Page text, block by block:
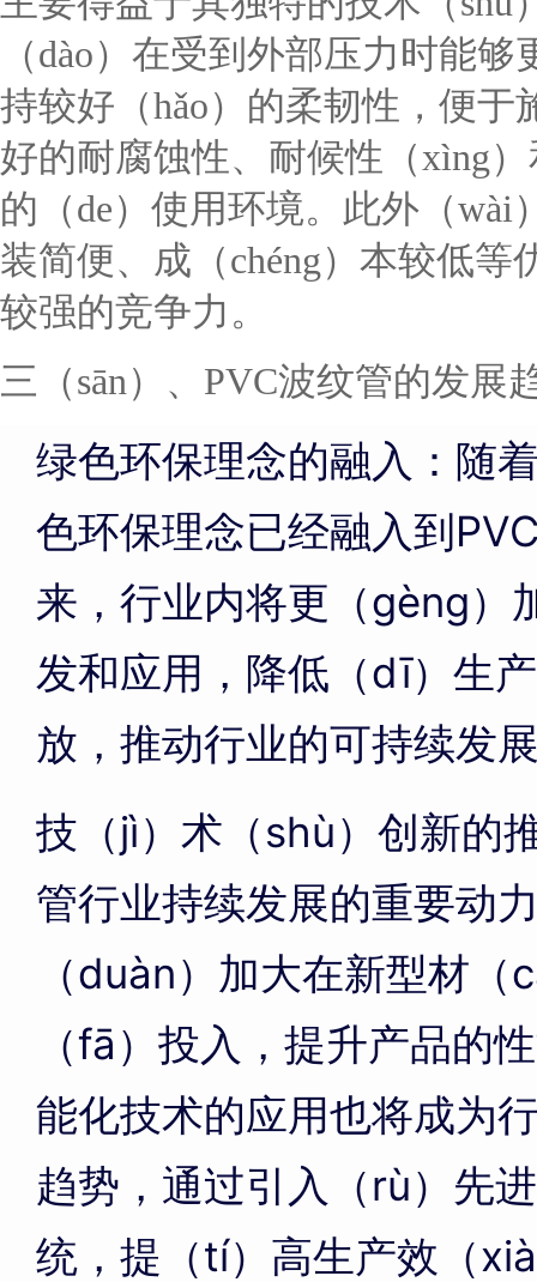
（dào）在受到外部压力时能
持较好（hǎo）的柔韧性，便
好的耐腐蚀性、耐候性（xìng
的（de）使用环境。此外（
装简便、成（chéng）本较低
较强的竞争力。
三（sān）、PVC波纹管的发展
绿色环保理念的融入：随
色环保理念已经融入到
来，行业内将更（gèng）
发和应用，降低（dī）生
放，推动行业的可持续发
技（jì）术（shù）创新的
管行业持续发展的重要动
（duàn）加大在新型材
（fā）投入，提升产品的
能化技术的应用也将成为
趋势，通过引入（rù）先
统，提（tí）高生产效（